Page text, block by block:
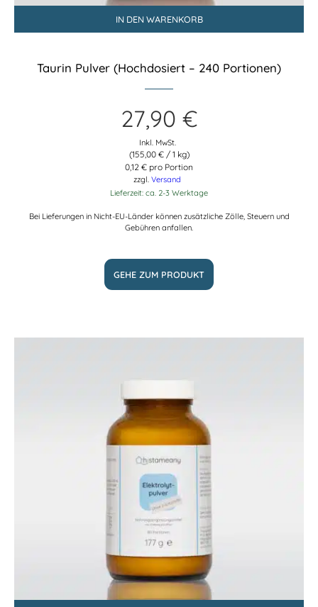
IN DEN WARENKORB
Taurin Pulver (Hochdosiert – 240 Portionen)
27,90 €
Inkl. MwSt.
(155,00 €/ 1 kg)
0,12 € pro Portion
zzgl. Versand
Lieferzeit: ca. 2-3 Werktage
Bei Lieferungen in Nicht-EU-Länder können zusätzliche Zölle, Steuern und
Gebühren anfallen.
GEHE ZUM PRODUKT